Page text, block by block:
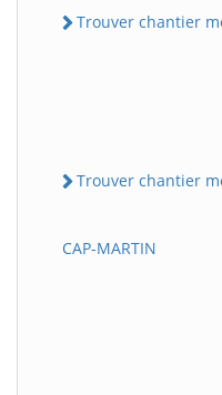
Trouver chantier
Trouver chantier
CAP-MARTIN